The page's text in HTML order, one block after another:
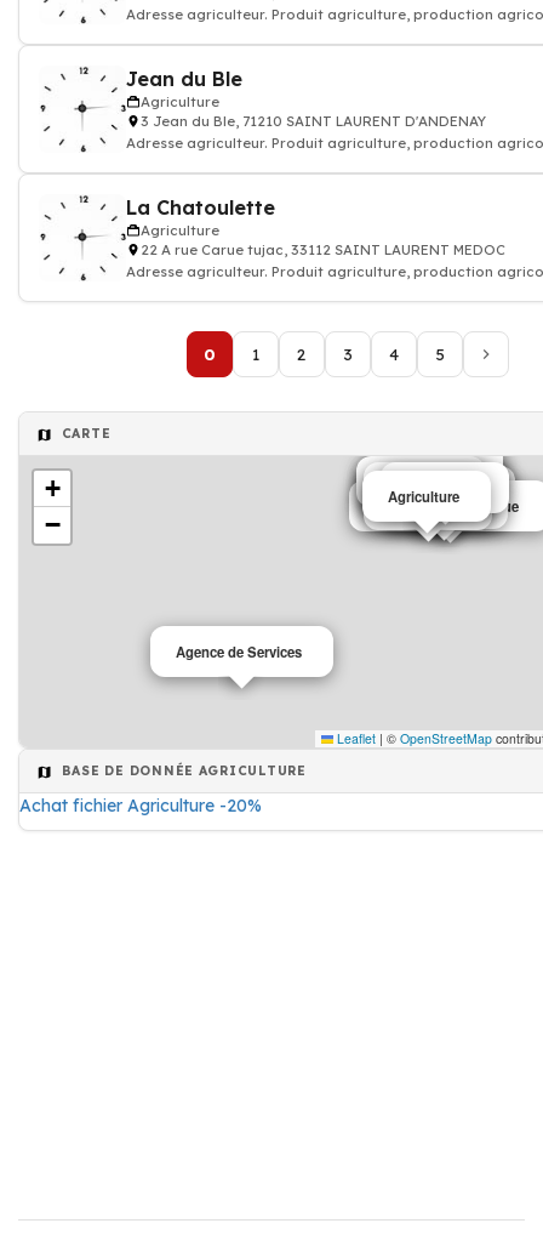
Adresse agriculteur. Produit agriculture, production
Jean du Ble
Agriculture
3 Jean du Ble, 71210 SAINT LAURENT D'ANDENAY
Adresse agriculteur. Produit agriculture, production
La Chatoulette
Agriculture
22 A rue Carue tujac, 33112 SAINT LAURENT MEDOC
Adresse agriculteur. Produit agriculture, production
0 1 2 3 4 5
CARTE
Agriculture
Agriculture
Agriculture
Agriculture
Agriculture
Agriculture
Agriculture biologique
Agence de Services
Agriculture
Agriculture
Agriculture
Agriculture
Agriculture
Agriculture
Agriculture
Agriculture
Agriculture
+
−
Leaflet | © OpenStreetMap
BASE DE DONNÉE AGRICULTURE
Achat fichier Agriculture -20%